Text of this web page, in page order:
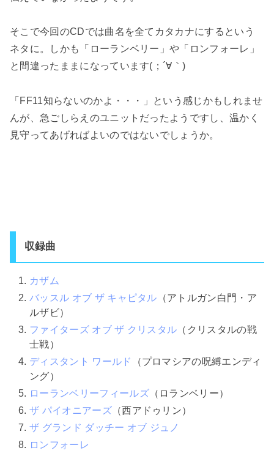
そこで今回のCDでは曲名を全てカタカナにするという
ネタに。しかも「ローランベリー」や「ロンフォーレ」
と間違ったままになっています(；´∀｀)
「FF11知らないのかよ・・・」という感じかもしれませ
んが、急ごしらえのユニットだったようですし、温かく
見守ってあげればよいのではないでしょうか。
収録曲
カザム
バッスル オブ ザ キャピタル （アトルガン白門・ア
ルザビ）
ファイターズ オブ ザ クリスタル （クリスタルの戦
士戦）
ディスタント ワールド
（プロマシアの呪縛エンディ
ング）
ローランベリーフィールズ（ロランベリー）
ザ パイオニアーズ（西アドゥリン）
ザ グランド ダッチー オブ ジュノ
ロンフォーレ